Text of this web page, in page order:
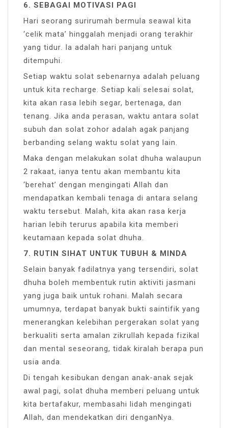
6. SEBAGAI MOTIVASI PAGI
Hari seorang surirumah bermula seawal kita
‘celik mata’ hinggalah menjadi orang terakhir
yang tidur. Ia adalah hari panjang untuk
ditempuhi.
Setiap waktu solat sebenarnya adalah peluang
untuk kita recharge. Setiap kali selesai solat,
kita akan rasa lebih segar, bertenaga, dan
tenang. Jika anda perasan, waktu antara solat
subuh dan solat zohor adalah agak panjang
berbanding selang waktu solat yang lain.
Maka dengan melakukan solat dhuha walaupun
2 rakaat, ianya tentu akan membantu kita
‘berehat’ dengan mengingati Allah dan
mendapatkan kembali tenaga di antara selang
waktu tersebut. Malah, kita akan rasa kerja
harian lebih terurus apabila kita memberi
keutamaan kepada solat dhuha.
7. RUTIN SIHAT UNTUK TUBUH & MINDA
Selain banyak fadilatnya yang tersendiri, solat
dhuha boleh membentuk rutin aktiviti jasmani
yang juga baik untuk rohani. Malah secara
umumnya, terdapat banyak bukti saintifik yang
menerangkan kelebihan pergerakan solat yang
berkualiti serta amalan zikrullah kepada fizikal
dan mental seseorang, tidak kiralah berapa pun
usia anda.
Di tengah kesibukan dengan anak-anak sejak
awal pagi, solat dhuha memberi peluang untuk
kita bertafakur, membasahi lidah mengingati
Allah, dan mendekatkan diri denganNya.